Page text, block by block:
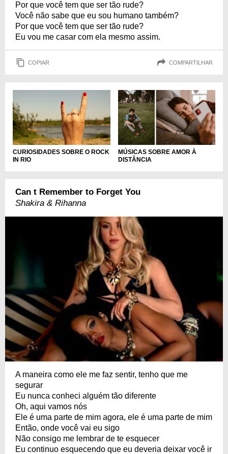
Por que você tem que ser tão rude?
Você não sabe que eu sou humano também?
Por que você tem que ser tão rude?
Eu vou me casar com ela mesmo assim.
COPIAR COMPARTILHAR
CURIOSIDADES SOBRE O ROCK
IN RIO
MÚSICAS SOBRE AMOR À
DISTÂNCIA
Can t Remember to Forget You
Shakira & Rihanna
A maneira como ele me faz sentir, tenho que me
segurar
Eu nunca conheci alguém tão diferente
Oh, aqui vamos nós
Ele é uma parte de mim agora, ele é uma parte de mim
Então, onde você vai eu sigo
Não consigo me lembrar de te esquecer
Eu continuo esquecendo que eu deveria deixar você ir